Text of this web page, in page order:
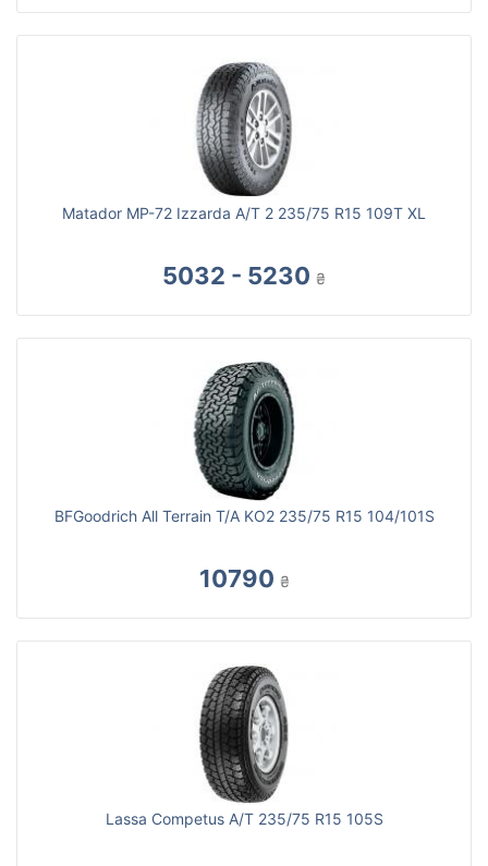
Matador MP-72 Izzarda A/T 2 235/75 R15 109T XL
5032 - 5230 ₴
BFGoodrich All Terrain T/A KO2 235/75 R15 104/101S
10790 ₴
Lassa Competus A/T 235/75 R15 105S